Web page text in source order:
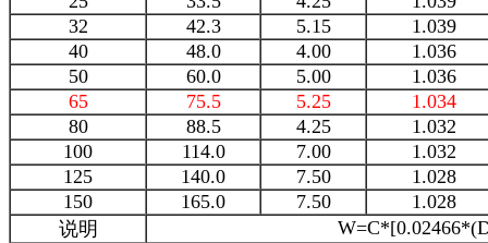
32
42.3 5.15
1.039
40
48.0 4.00
1.036
50
60.0 5.00
1.036
65
75.5 5.25
1.034
80
88.5 4.25
1.032
100
114.0 7.00
1.032
125
140.0 7.50
1.028
150
165.0 7.50
1.028
说明